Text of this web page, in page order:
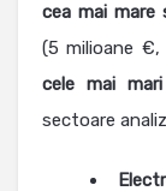
cea mai
(5 milioane €,
cele mai
sectoare